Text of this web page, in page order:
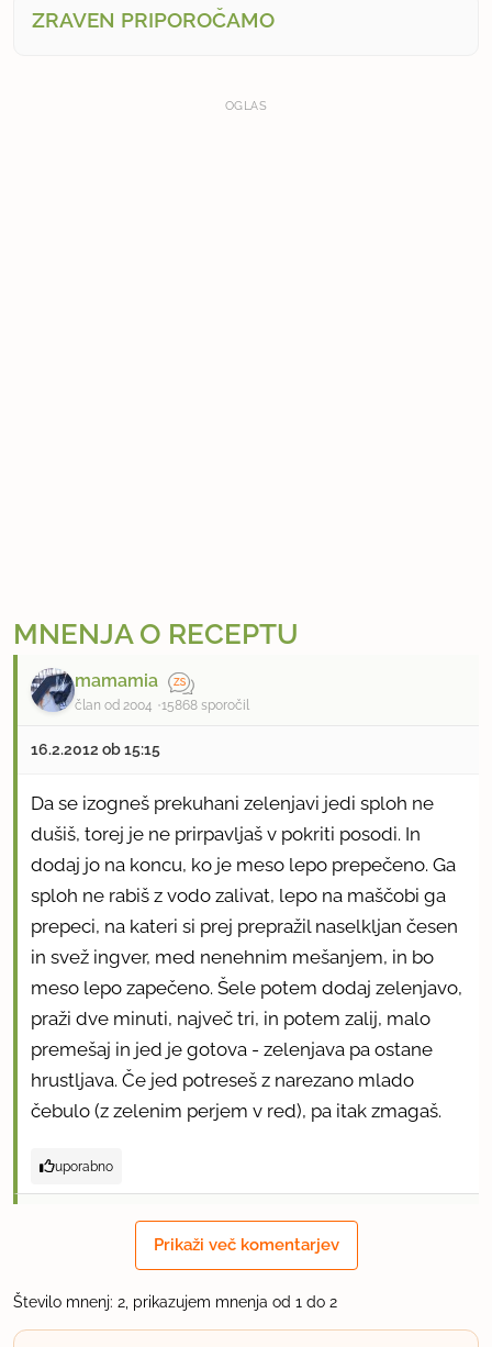
ZRAVEN PRIPOROČAMO
OGLAS
MNENJA O RECEPTU
mamamia
član od 2004 15868 sporočil
16.2.2012 ob 15:15
Da se izogneš prekuhani zelenjavi jedi sploh ne
dušiš, torej je ne prirpavljaš v pokriti posodi. In
dodaj jo na koncu, ko je meso lepo prepečeno. Ga
sploh ne rabiš z vodo zalivat, lepo na maščobi ga
prepeci, na kateri si prej prepražil naselkljan česen
in svež ingver, med nenehnim mešanjem, in bo
meso lepo zapečeno. Šele potem dodaj zelenjavo,
praži dve minuti, največ tri, in potem zalij, malo
premešaj in jed je gotova - zelenjava pa ostane
hrustljava. Če jed potreseš z narezano mlado
čebulo (z zelenim perjem v red), pa itak zmagaš.
uporabno
3.14jana
43 sporočil
Prikaži več komentarjev
Število mnenj: 2, prikazujem mnenja od 1 do 2